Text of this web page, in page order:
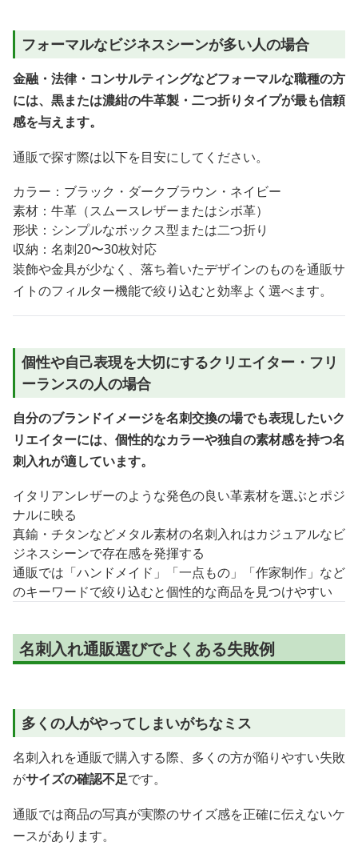
フォーマルなビジネスシーンが多い人の場合
金融・法律・コンサルティングなどフォーマルな職種の方
には、黒または濃紺の牛革製・二つ折りタイプが最も信頼
感を与えます。
通販で探す際は以下を目安にしてください。
カラー：ブラック・ダークブラウン・ネイビー
素材：牛革（スムースレザーまたはシボ革）
形状：シンプルなボックス型または二つ折り
収納：名刺20〜30枚対応
装飾や金具が少なく、落ち着いたデザインのものを通販サ
イトのフィルター機能で絞り込むと効率よく選べます。
個性や自己表現を大切にするクリエイター・フリ
ーランスの人の場合
自分のブランドイメージを名刺交換の場でも表現したいク
リエイターには、個性的なカラーや独自の素材感を持つ名
刺入れが適しています。
イタリアンレザーのような発色の良い革素材を選ぶとポジ
ナルに映る
真鍮・チタンなどメタル素材の名刺入れはカジュアルなビ
ジネスシーンで存在感を発揮する
通販では「ハンドメイド」「一点もの」「作家制作」など
のキーワードで絞り込むと個性的な商品を見つけやすい
名刺入れ通販選びでよくある失敗例
多くの人がやってしまいがちなミス
名刺入れを通販で購入する際、多くの方が陥りやすい失敗
がサイズの確認不足です。
通販では商品の写真が実際のサイズ感を正確に伝えないケ
ースがあります。